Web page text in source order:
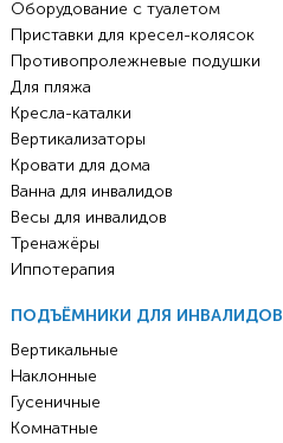
Оборудование с туалетом
Приставки для кресел-колясок
Противопролежневые подушки
Для пляжа
Кресла-каталки
Вертикализаторы
Кровати для дома
Ванна для инвалидов
Весы для инвалидов
Тренажёры
Иппотерапия
ПОДЪЁМНИКИ ДЛЯ ИНВАЛИДОВ
Вертикальные
Наклонные
Гусеничные
Комнатные